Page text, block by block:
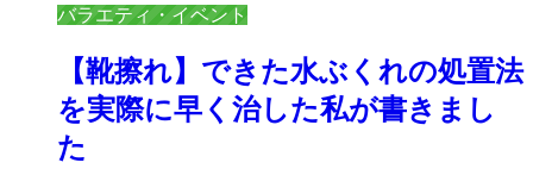
バラエティ・イベント
【靴擦れ】できた水ぶくれの処置法
を実際に早く治した私が書きまし
た